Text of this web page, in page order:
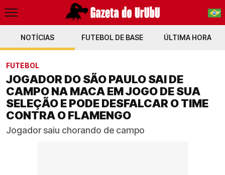
PT-BR
NOTÍCIAS FUTEBOL DE BASE ÚLTIMA HORA
FUTEBOL
JOGADOR DO SÃO PAULO SAI DE
CAMPO NA MACA EM JOGO DE SUA
SELEÇÃO E PODE DESFALCAR O TIME
CONTRA O FLAMENGO
Jogador saiu chorando de campo